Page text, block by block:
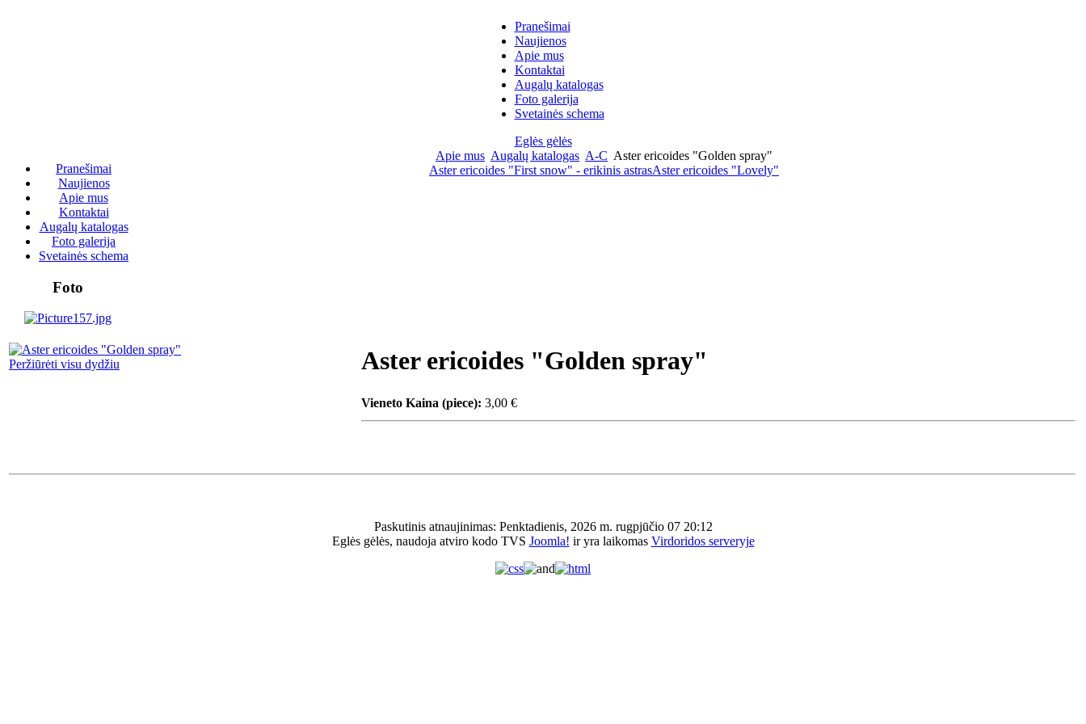
Pranešimai
Naujienos
Apie mus
Kontaktai
Augalų katalogas
Foto galerija
Svetainės schema
Eglės gėlės
Pranešimai
Naujienos
Apie mus
Kontaktai
Augalų katalogas
Foto galerija
Svetainės schema
Foto
Apie mus Augalų katalogas A-C Aster ericoides "Golden spray"
Aster ericoides "First snow" - erikinis astrasAster ericoides "Lovely"
Peržiūrėti visu dydžiu Aster ericoides "Golden spray"
Vieneto Kaina (piece): 3,00 €
Paskutinis atnaujinimas: Penktadienis, 2026 m. rugpjūčio 07 20:12
Eglės gėlės, naudoja atviro kodo TVS Joomla! ir yra laikomas Virdoridos serveryje